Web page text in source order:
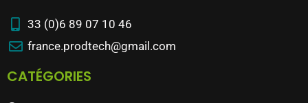
33 (0)6 89 07 10 46
france.prodtech@gmail.com
CATÉGORIES